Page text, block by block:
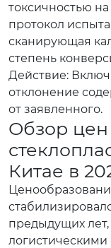
токсичностью на
протокол
сканирующая
степень
Действие:
отклонение
от заявленного.
Обзор цен
Китае в
предыдущих